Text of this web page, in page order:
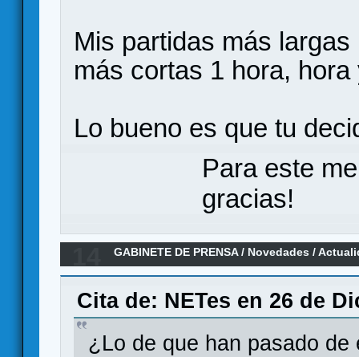
Mis partidas más
más cortas 1 hora,
Lo bueno es que tu
Para este
gracias!
GABINETE DE PRENSA/ Novedades /
Cita de: NETes en 26 de
¿Lo de que han pasado